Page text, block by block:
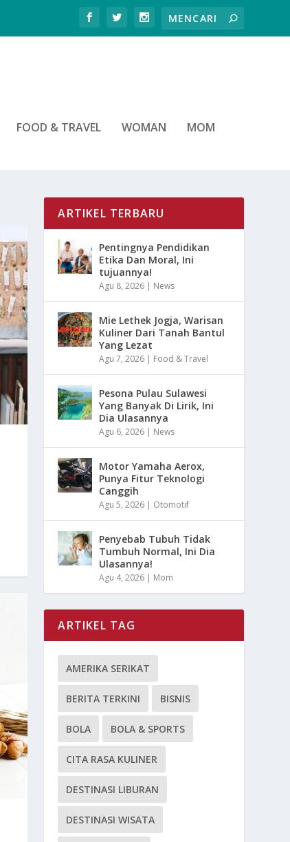
FOOD & TRAVEL WOMAN MOM
ARTIKEL TERBARU
Pentingnya Pendidikan
Etika Dan Moral, Ini
tujuannya!
Agu 8, 2026 | News
Mie Lethek Jogja, Warisan
Kuliner Dari Tanah Bantul
Yang Lezat
Agu 7, 2026 | Food & Travel
Pesona Pulau Sulawesi
Yang Banyak Di Lirik, Ini
Dia Ulasannya
Agu 6, 2026 | News
Motor Yamaha Aerox,
Punya Fitur Teknologi
Canggih
Agu 5, 2026 | Otomotif
Penyebab Tubuh Tidak
Tumbuh Normal, Ini Dia
Ulasannya!
Agu 4, 2026 | Mom
ARTIKEL TAG
AMERIKA SERIKAT
BERITA TERKINI BISNIS
BOLA BOLA & SPORTS
CITA RASA KULINER
DESTINASI LIBURAN
DESTINASI WISATA